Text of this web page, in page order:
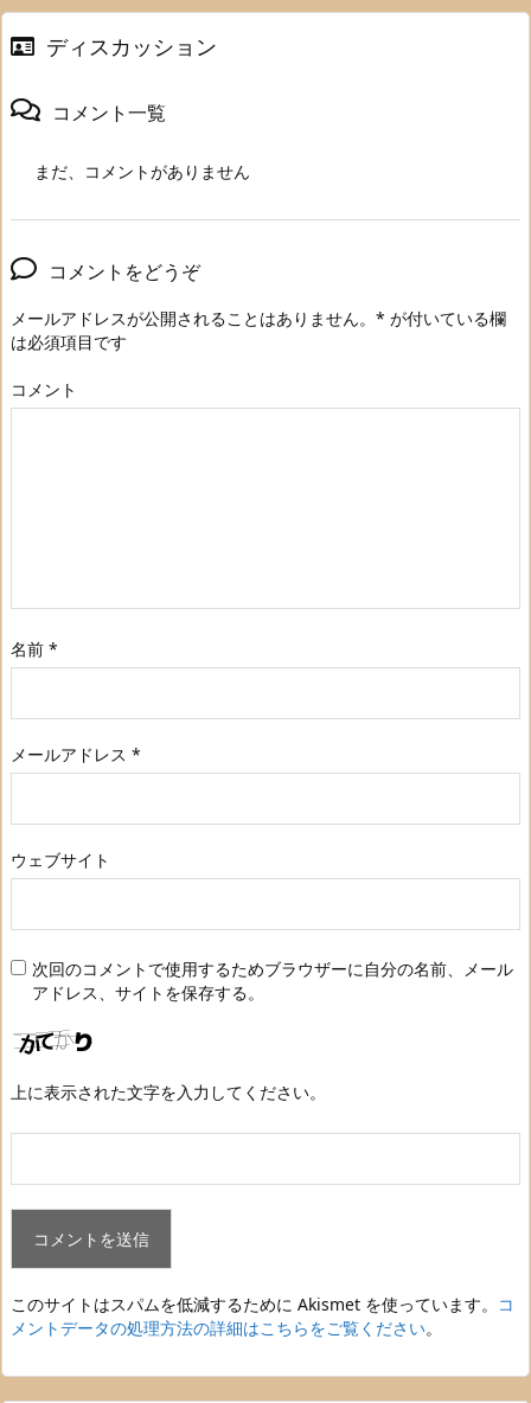
ディスカッション
コメント一覧
まだ、コメントがありません
コメントをどうぞ
メールアドレスが公開されることはありません。 * が付いている欄
は必須項目です
コメント
名前 *
メールアドレス *
ウェブサイト
次回のコメントで使用するためブラウザーに自分の名前、メール
アドレス、サイトを保存する。
上に表示された文字を入力してください。
このサイトはスパムを低減するために Akismet を使っています。 コ
メントデータの処理方法の詳細はこちらをご覧ください。